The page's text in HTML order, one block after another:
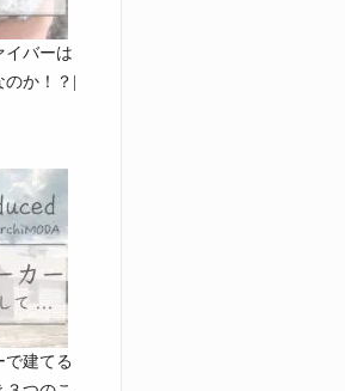
イバーは
か！？|
で建てる